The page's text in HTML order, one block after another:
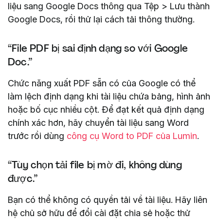
liệu sang Google Docs thông qua Tệp > Lưu thành
Google Docs, rồi thử lại cách tải thông thường.
“File PDF bị sai định dạng so với Google
Doc.”
Chức năng xuất PDF sẵn có của Google có thể
làm lệch định dạng khi tài liệu chứa bảng, hình ảnh
hoặc bố cục nhiều cột. Để đạt kết quả định dạng
chính xác hơn, hãy chuyển tài liệu sang Word
trước rồi dùng công cụ Word to PDF của Lumin.
“Tùy chọn tải file bị mờ đi, không dùng
được.”
Bạn có thể không có quyền tải về tài liệu. Hãy liên
hệ chủ sở hữu để đổi cài đặt chia sẻ hoặc thử